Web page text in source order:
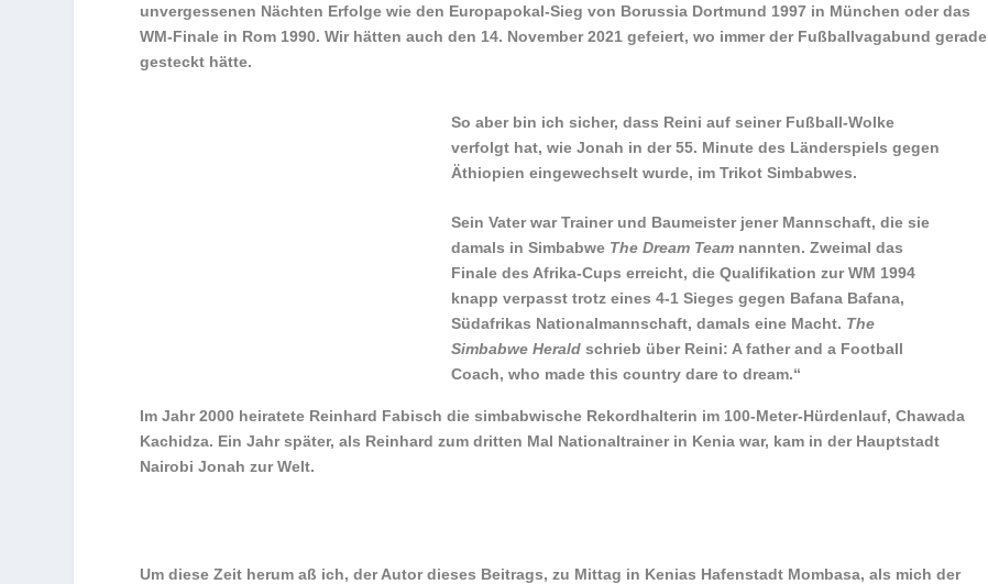
unvergessenen Nächten Erfolge wie den Europapokal-Sieg von Borussia Dortmund 1997 in München oder das
WM-Finale in Rom 1990. Wir hätten auch den 14. November 2021 gefeiert, wo immer der Fußballvagabund gerade
gesteckt hätte.
So aber bin ich sicher, dass Reini auf seiner Fußball-Wolke
verfolgt hat, wie Jonah in der 55. Minute des Länderspiels gegen
Äthiopien eingewechselt wurde, im Trikot Simbabwes.
Sein Vater war Trainer und Baumeister jener Mannschaft, die sie
damals in Simbabwe The Dream Team nannten. Zweimal das
Finale des Afrika-Cups erreicht, die Qualifikation zur WM 1994
knapp verpasst trotz eines 4-1 Sieges gegen Bafana Bafana,
Südafrikas Nationalmannschaft, damals eine Macht. The
Simbabwe Herald schrieb über Reini: A father and a Football
Coach, who made this country dare to dream.“
Im Jahr 2000 heiratete Reinhard Fabisch die simbabwische Rekordhalterin im 100-Meter-Hürdenlauf, Chawada
Kachidza. Ein Jahr später, als Reinhard zum dritten Mal Nationaltrainer in Kenia war, kam in der Hauptstadt
Nairobi Jonah zur Welt.
Um diese Zeit herum aß ich, der Autor dieses Beitrags, zu Mittag in Kenias Hafenstadt Mombasa, als mich der